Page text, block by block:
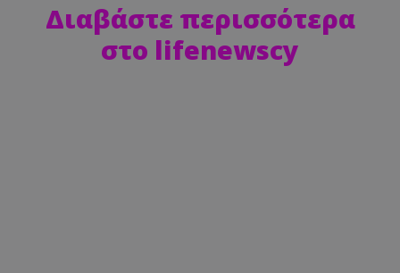
Διαβάστε περισσότερα
στο lifenewscy